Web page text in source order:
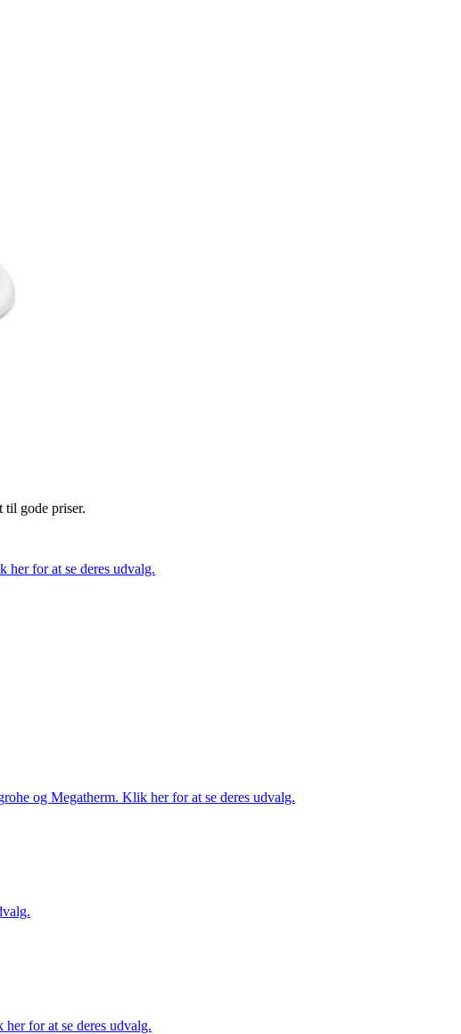
til gode priser.
for at se deres udvalg.
og Megatherm. Klik her for at se deres udvalg.
for at se deres udvalg.